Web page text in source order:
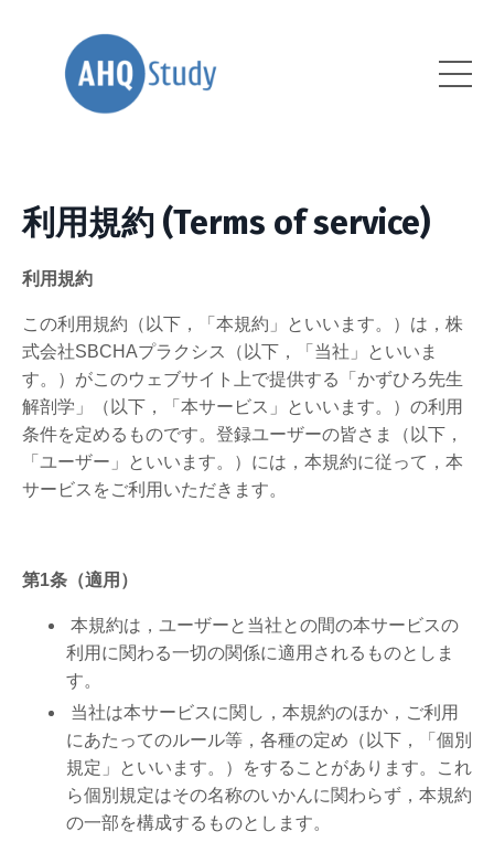
利用規約 (Terms of service)
利用規約
この利用規約（以下，「本規約」といいます。）は，株
式会社SBCHAプラクシス（以下，「当社」といいま
す。）がこのウェブサイト上で提供する「かずひろ先生
解剖学」（以下，「本サービス」といいます。）の利用
条件を定めるものです。登録ユーザーの皆さま（以下，
「ユーザー」といいます。）には，本規約に従って，本
サービスをご利用いただきます。
第1条（適用）
本規約は，ユーザーと当社との間の本サービスの
利用に関わる一切の関係に適用されるものとしま
す。
当社は本サービスに関し，本規約のほか，ご利用
にあたってのルール等，各種の定め（以下，「個別
規定」といいます。）をすることがあります。これ
ら個別規定はその名称のいかんに関わらず，本規約
の一部を構成するものとします。